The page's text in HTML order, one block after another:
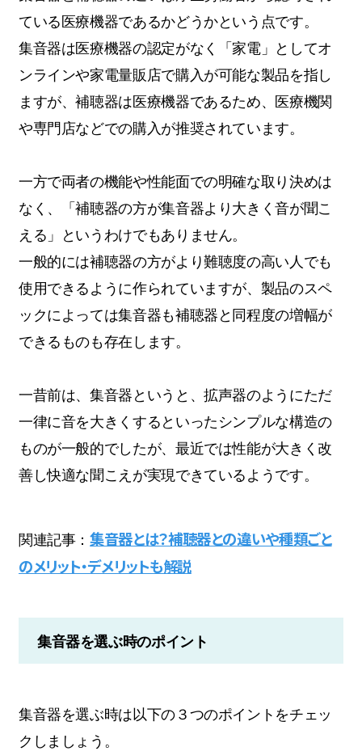
ている医療機器であるかどうかという点です。
集音器は医療機器の認定がなく「家電」としてオ
ンラインや家電量販店で購入が可能な製品を指し
ますが、補聴器は医療機器であるため、医療機関
や専門店などでの購入が推奨されています。
一方で両者の機能や性能面での明確な取り決めは
なく、「補聴器の方が集音器より大きく音が聞こ
える」というわけでもありません。
一般的には補聴器の方がより難聴度の高い人でも
使用できるように作られていますが、製品のスペ
ックによっては集音器も補聴器と同程度の増幅が
できるものも存在します。
一昔前は、集音器というと、拡声器のようにただ
一律に音を大きくするといったシンプルな構造の
ものが一般的でしたが、最近では性能が大きく改
善し快適な聞こえが実現できているようです。
関連記事：集音器とは？補聴器との違いや種類ごと
のメリット・デメリットも解説
集音器を選ぶ時のポイント
集音器を選ぶ時は以下の３つのポイントをチェッ
クしましょう。